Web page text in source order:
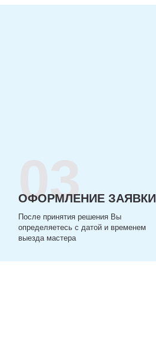
03
ОФОРМЛЕНИЕ ЗАЯВКИ
После принятия решения Вы
определяетесь с датой и временем
выезда мастера